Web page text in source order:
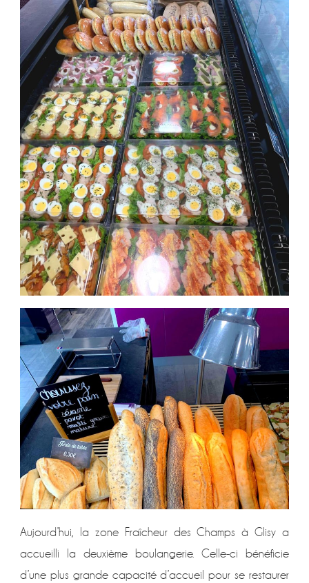
Aujourd’hui, la zone Fraîcheur des Champs à Glisy a
accueilli la deuxième boulangerie. Celle-ci bénéficie
d’une plus grande capacité d’accueil pour se restaurer